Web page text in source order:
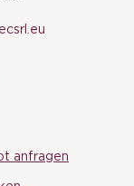
anfragen